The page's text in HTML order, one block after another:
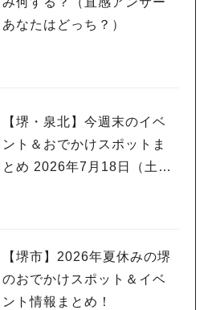
あなたはどっち？）
【堺・泉北】今週末のイベ
ント＆おでかけスポットま
とめ 2026年7月18日（土）
【堺市】2026年夏休みの堺
のおでかけスポット＆イベ
ント情報まとめ！